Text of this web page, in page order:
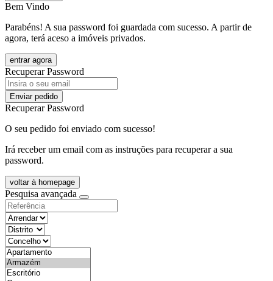
Bem Vindo
Parabéns! A sua password foi guardada com sucesso. A partir de
agora, terá aceso a imóveis privados.
entrar agora
Recuperar Password
Enviar pedido
Recuperar Password
O seu pedido foi enviado com sucesso!
Irá receber um email com as instruções para recuperar a sua
password.
voltar à homepage
Pesquisa avançada
objective
districtId
countyId
types